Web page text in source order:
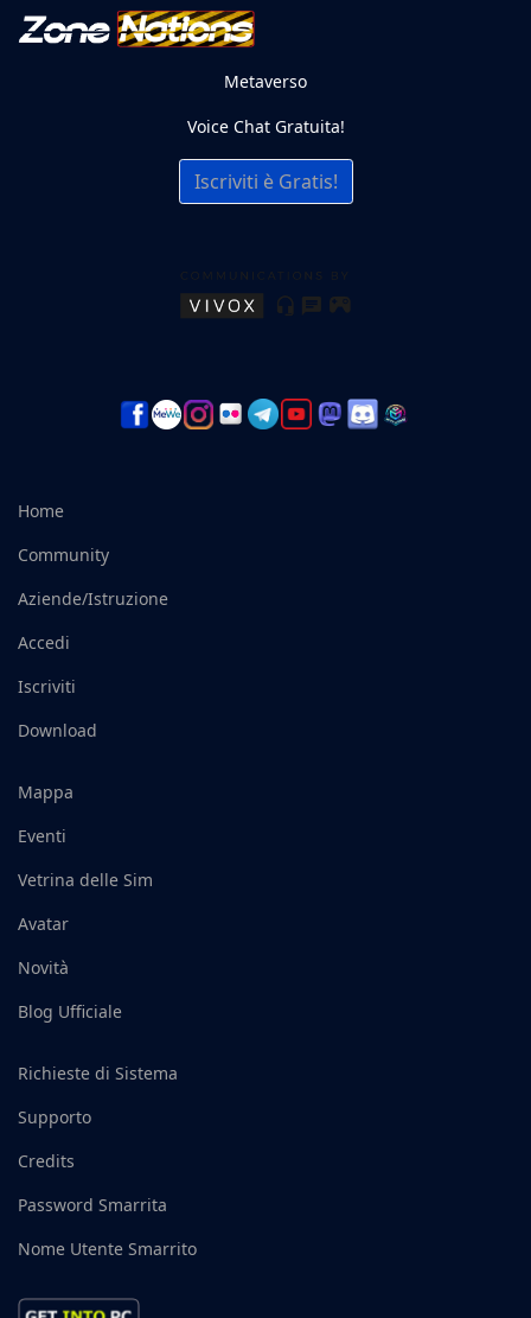
Metaverso
Voice Chat Gratuita!
Iscriviti è Gratis!
Home
Community
Aziende/Istruzione
Accedi
Iscriviti
Download
Mappa
Eventi
Vetrina delle Sim
Avatar
Novità
Blog Ufficiale
Richieste di Sistema
Supporto
Credits
Password Smarrita
Nome Utente Smarrito